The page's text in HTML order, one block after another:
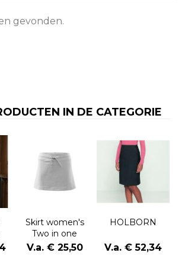
gevonden.
IN DE CATEGORIE
Skirt women's
Two in one
V.a. € 25,50
HOLBORN
V.a. € 52,34